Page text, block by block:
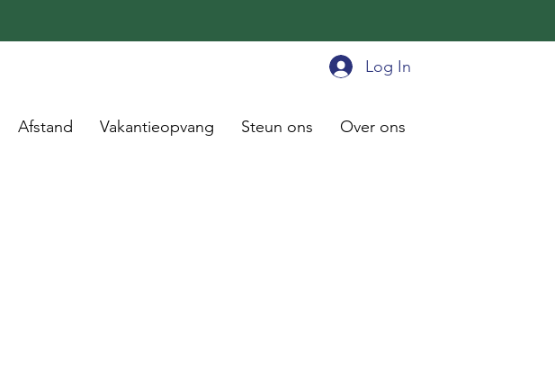
Log In
Afstand Vakantieopvang Steun ons Over ons